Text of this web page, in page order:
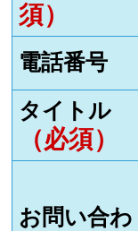
須）
電話番号
タイトル
（必須）
お問い合わ